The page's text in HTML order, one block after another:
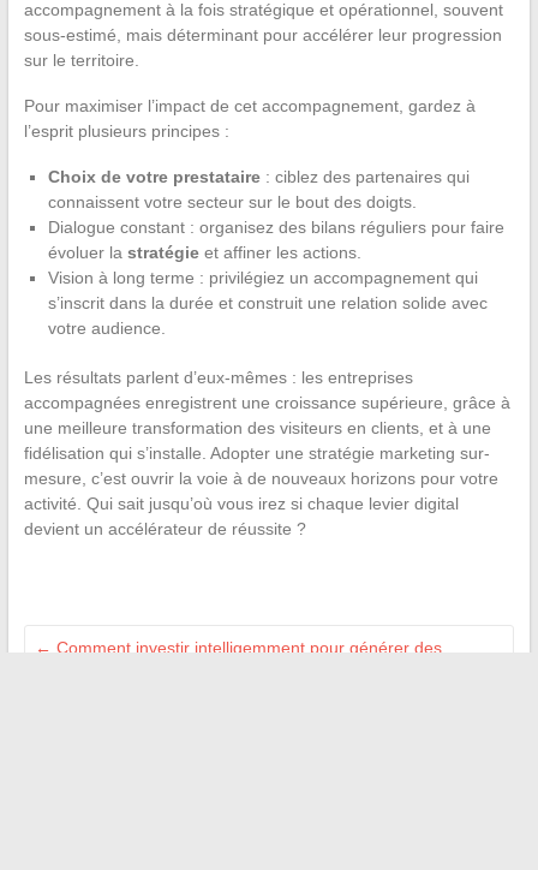
accompagnement à la fois stratégique et opérationnel, souvent
sous-estimé, mais déterminant pour accélérer leur progression
sur le territoire.
Pour maximiser l’impact de cet accompagnement, gardez à
l’esprit plusieurs principes :
Choix de votre prestataire: ciblez des partenaires qui
connaissent votre secteur sur le bout des doigts.
Dialogue constant : organisez des bilans réguliers pour faire
évoluer la stratégieet affiner les actions.
Vision à long terme : privilégiez un accompagnement qui
s’inscrit dans la durée et construit une relation solide avec
votre audience.
Les résultats parlent d’eux-mêmes : les entreprises
accompagnées enregistrent une croissance supérieure, grâce à
une meilleure transformation des visiteurs en clients, et à une
fidélisation qui s’installe. Adopter une stratégie marketing sur-
mesure, c’est ouvrir la voie à de nouveaux horizons pour votre
activité. Qui sait jusqu’où vous irez si chaque levier digital
devient un accélérateur de réussite ?
← Comment investir intelligemment pour générer des